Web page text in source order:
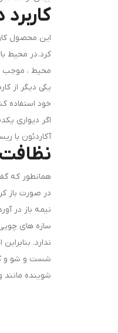
این محصول
کرد. در محیط
محیط ، موجب
یکی دیگر از
خود استفاده
اگر دیواری
آکاردئون با
همانطور که
در صورت باز
نیمه باز در
سازه های
ندارد.
شست و شو و
شوینده